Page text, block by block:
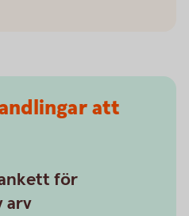
att
för
arv